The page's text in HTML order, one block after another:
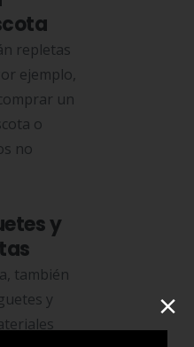
repletas
ejemplo,
un
o
no
y
también
y
×